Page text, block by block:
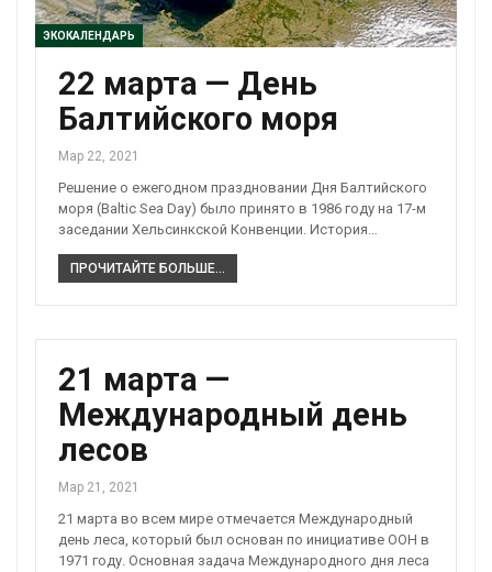
ЭКОКАЛЕНДАРЬ
22 марта — День
Балтийского моря
Мар 22, 2021
Решение о ежегодном праздновании Дня Балтийского
моря (Baltic Sea Day) было принято в 1986 году на 17-м
заседании Хельсинкской Конвенции. История…
ПРОЧИТАЙТЕ БОЛЬШЕ...
21 марта —
Международный день
лесов
Мар 21, 2021
21 марта во всем мире отмечается Международный
день леса, который был основан по инициативе ООН в
1971 году. Основная задача Международного дня леса